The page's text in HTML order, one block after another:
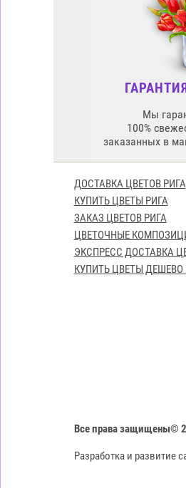
Мы
100%
заказанных в
ДОСТАВКА ЦВЕТОВ РИГА
КУПИТЬ ЦВЕТЫ РИГА
ЗАКАЗ ЦВЕТОВ РИГА
ЦВЕТОЧНЫЕ
ЭКСПРЕСС ДОСТАВКА
КУПИТЬ ЦВЕТЫ ДЕШЕВО
Все права защищены©
Разработка и развитие